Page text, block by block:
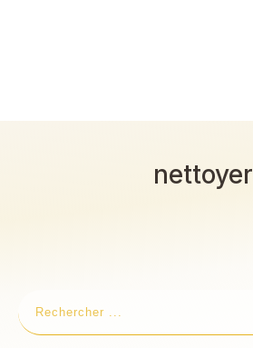
nettoyer